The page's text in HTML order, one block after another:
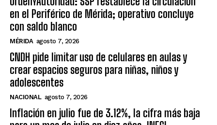
en el Periférico de Mérida; operativo concluye
con saldo blanco
MÉRIDA agosto 7, 2026
CNDH pide limitar uso de celulares en aulas y
crear espacios seguros para niñas, niños y
adolescentes
NACIONAL agosto 7, 2026
Inflación en julio fue de 3.12%, la cifra más baja